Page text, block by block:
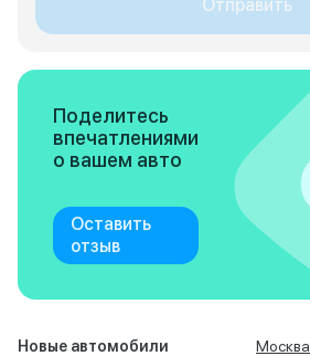
Отправить
Поделитесь
впечатлениями
о вашем авто
Оставить
отзыв
Новые автомобили
Москва